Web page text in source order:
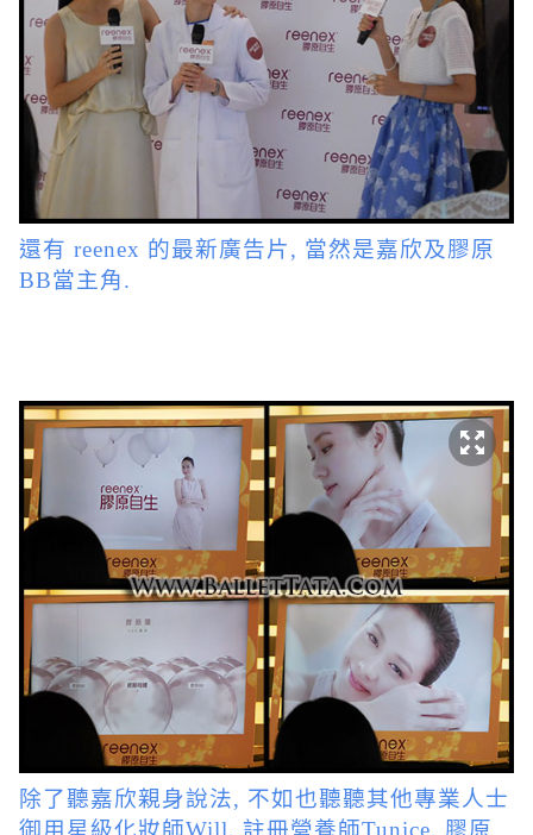
還有 reenex 的最新廣告片, 當然是嘉欣及膠原
BB當主角.
除了聽嘉欣親身說法, 不如也聽聽其他專業人士
御用星級化妝師Will, 註冊營養師Tunice, 膠原